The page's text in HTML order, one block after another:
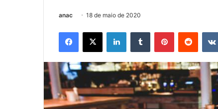
anac 18 de maio de 2020
Facebook
X LinkedinTumblr PinterestReddit